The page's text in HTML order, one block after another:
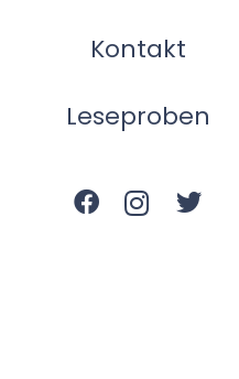
Kontakt
Leseproben